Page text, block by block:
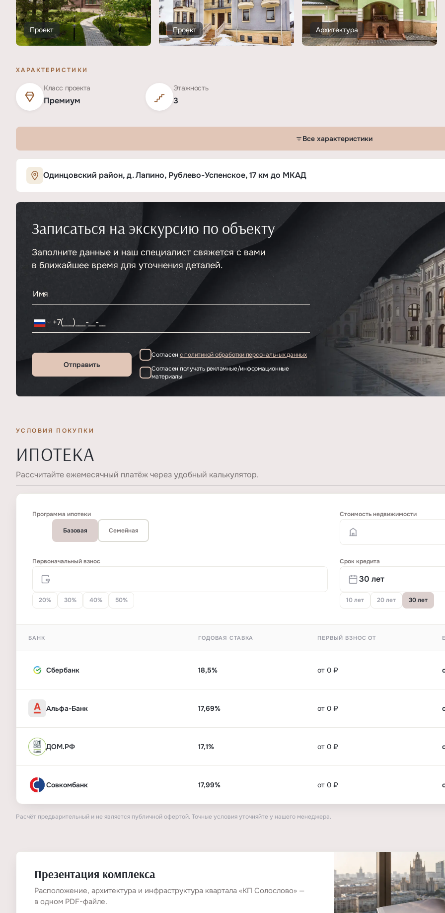
Проект Проект Архитектура
ХАРАКТЕРИСТИКИ
Класс проекта
Премиум
Этажность
3
Все характеристики
Характеристики ЖК «КП Солослово»
ТипЖК
Класс проектаПремиум
Этажность3
Одинцовский район, д. Лапино, Рублево-Успенское, 17 км до МКАД
Записаться на экскурсию по объекту
Заполните данные и наш специалист свяжется с вами
в ближайшее время для уточнения деталей.
Отправить
Согласен с политикой обработки персональных данных
Согласен получать рекламные/информационные
материалы
УСЛОВИЯ ПОКУПКИ
ИПОТЕКА
Рассчитайте ежемесячный платёж через удобный калькулятор.
Программа ипотеки
Базовая Семейная
Стоимость недвижимости
Первоначальный взнос
20% 30% 40% 50%
Срок кредита
10 лет 20 лет 30 лет
БАНК ГОДОВАЯ СТАВКА ПЕРВЫЙ ВЗНОС ОТ
Сбербанк 18,5% от 0 ₽
Альфа-Банк 17,69% от 0 ₽
ДОМ.РФ 17,1% от 0 ₽
Совкомбанк 17,99% от 0 ₽
Расчёт предварительный и не является публичной офертой. Точные условия уточняйте у нашего менеджера.
Презентация комплекса
Расположение, архитектура и инфраструктура квартала «КП Солослово» —
в одном PDF-файле.